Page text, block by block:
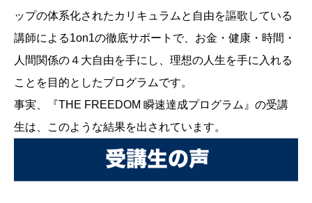
ップの体系化されたカリキュラムと自由を謳歌している
講師による1on1の徹底サポートで、お金・健康・時間・
人間関係の４大自由を手にし、理想の人生を手に入れる
ことを目的としたプログラムです。
事実、『THE FREEDOM 瞬速達成プログラム』の受講
生は、このような結果を出されています。